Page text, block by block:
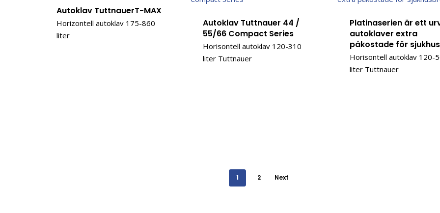
Autoklav TuttnauerT-MAX
Horizontell autoklav 175-860
liter
Autoklav Tuttnauer 44 /
55/66 Compact Series
Horisontell autoklav 120-310
liter Tuttnauer
Platinaserien är ett
autoklaver extra
påkostade för
Horisontell autoklav 120-
liter Tuttnauer
1 2 Next